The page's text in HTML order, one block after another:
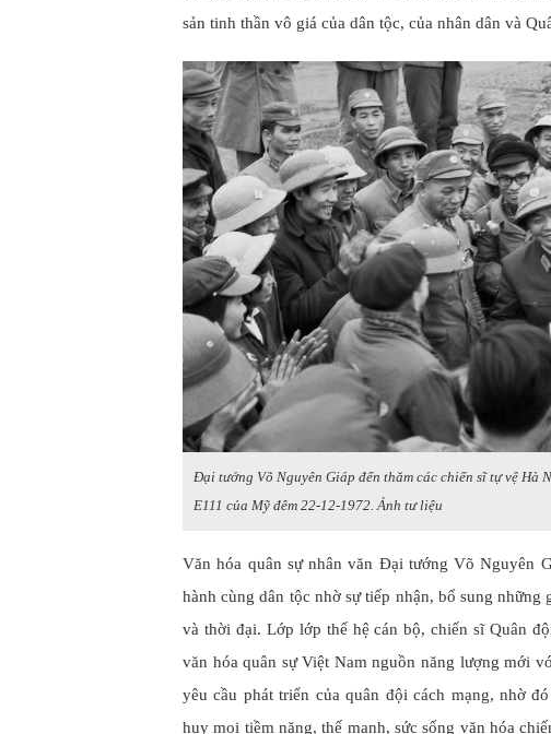
sản tinh thần vô giá của dân tộc, của nhân dân và
Đại tướng Võ Nguyên Giáp đến thăm các chiến sĩ tự vệ Hà
E111 của Mỹ đêm 22-12-1972. Ảnh tư liệu
Văn hóa quân sự nhân văn Đại tướng Võ Nguyên
hành cùng dân tộc nhờ sự tiếp nhận, bổ sung
và thời đại. Lớp lớp thế hệ cán bộ, chiến sĩ Quân
văn hóa quân sự Việt Nam nguồn năng lượng mới
yêu cầu phát triển của quân đội cách mạng, nhờ
huy mọi tiềm năng, thế mạnh, sức sống văn hóa